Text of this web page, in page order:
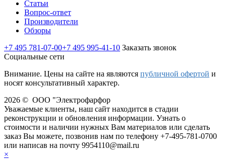
Статьи
Вопрос-ответ
Производители
Обзоры
+7 495 781-07-00+7 495 995-41-10 Заказать звонок
Социальные сети
Внимание. Цены на сайте на являются публичной офертой и
носят консультативный характер.
2026 © ООО "Электрофарфор
Уважаемые клиенты, наш сайт находится в стадии
реконструкции и обновления информации. Узнать о
стоимости и наличии нужных Вам материалов или cделать
заказ Вы можете, позвонив нам по телефону +7-495-781-0700
или написав на почту 9954110@mail.ru
×